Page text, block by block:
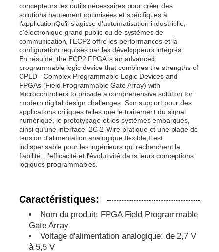
Unité de microcontrôleur de MCU
Système SOC sur puce
IC de l'unité MPU
CPLD PLD
Détecteur thermique infrarouge
Puce de mémoire de DRACHME
puce d'eeprom
concepteurs les outils nécessaires pour créer des
solutions hautement optimisées et spécifiques à
l'applicationQu'il s'agisse d'automatisation industrielle,
d'électronique grand public ou de systèmes de
communication, l'ECP2 offre les performances et la
configuration requises par les développeurs intégrés.
En résumé, the ECP2 FPGA is an advanced
programmable logic device that combines the strengths of
CPLD - Complex Programmable Logic Devices and
FPGAs (Field Programmable Gate Array) with
Microcontrollers to provide a comprehensive solution for
modern digital design challenges. Son support pour des
applications critiques telles que le traitement du signal
numérique, le prototypage et les systèmes embarqués,
ainsi qu'une interface I2C 2-Wire pratique et une plage de
tension d'alimentation analogique flexible,Il est
indispensable pour les ingénieurs qui recherchent la
fiabilité., l'efficacité et l'évolutivité dans leurs conceptions
logiques programmables.
Caractéristiques:
Nom du produit: FPGA Field Programmable
Gate Array
Voltage d'alimentation analogique: de 2,7 V
à 5,5 V